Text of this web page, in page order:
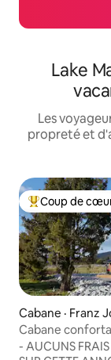
Lake
Les
propreté et
Coup de cœur
Coup de
Cabane · Franz
r
Cabane
- AUCUNS FRAIS